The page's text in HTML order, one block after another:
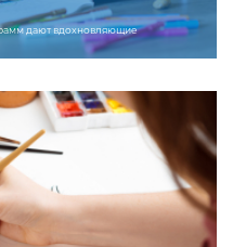
дают вдохновляющие